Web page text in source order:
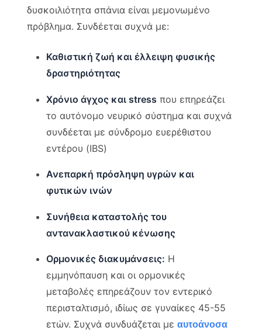
δυσκοιλιότητα σπάνια είναι μεμονωμένο
πρόβλημα. Συνδέεται συχνά με:
Καθιστική ζωή και έλλειψη φυσικής
δραστηριότητας
Χρόνιο άγχος και stress που επηρεάζει
το αυτόνομο νευρικό σύστημα και συχνά
συνδέεται με σύνδρομο ευερέθιστου
εντέρου (IBS)
Ανεπαρκή πρόσληψη υγρών και
φυτικών ινών
Συνήθεια καταστολής του
αντανακλαστικού κένωσης
Ορμονικές διακυμάνσεις: Η
εμμηνόπαυση και οι ορμονικές
μεταβολές επηρεάζουν τον εντερικό
περισταλτισμό, ιδίως σε γυναίκες 45-55
ετών. Συχνά συνδυάζεται μεαυτοάνοσα